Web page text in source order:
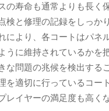
の寿命も通常よりも長く
検と修理の記録をしっか
により、各コートはパネ
うに維持されているかを
な問題の兆候を検出する
を適切に行っているコー
レイヤーの満足度も高く